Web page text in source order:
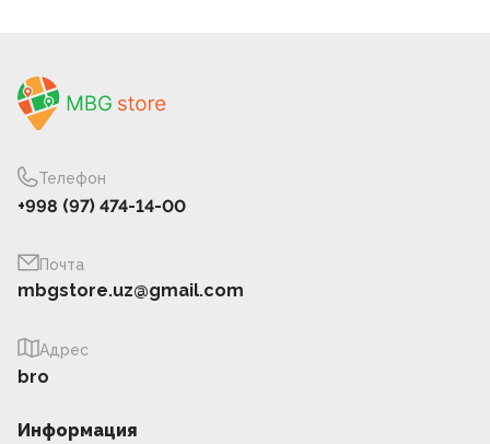
Телефон
+998 (97) 474-14-00
Почта
mbgstore.uz@gmail.com
Адрес
bro
Информация